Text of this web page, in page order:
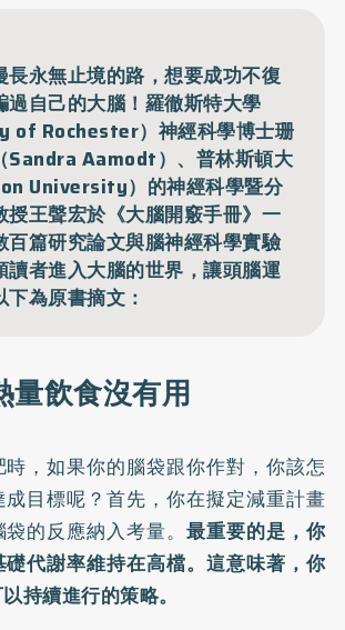
長永無止境的路，想要成功不復
過自己的大腦！羅徹斯特大學
of Rochester）神經科學博士珊
Sandra Aamodt）、普林斯頓大
University）的神經科學暨分
授王聲宏於《大腦開竅手冊》一
百篇研究論文與腦神經科學實驗
讀者進入大腦的世界，讓頭腦運
為原書摘文：
量飲食沒有用
，如果你的腦袋跟你作對，你該怎
目標呢？首先，你在擬定減重計畫
的反應納入考量。 最重要的是，你
代謝率維持在高檔。這意味著，你
持續進行的策略。